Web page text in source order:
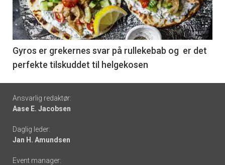
nå
-
6
Gyros er grekernes svar på rullekebab og er det
perfekte tilskuddet til helgekosen
Footer
-
links
Ansvarlig redaktør:
Aase E. Jacobsen
Daglig leder:
Jan H. Amundsen
Event manager: